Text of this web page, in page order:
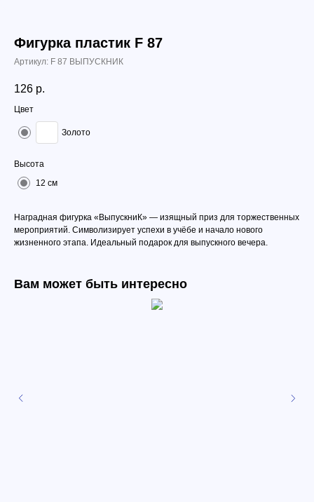
Фигурка пластик F 87
Артикул: F 87 ВЫПУСКНИК
126 р.
Цвет
Золото
Высота
12 см
Наградная фигурка «ВыпускниК» — изящный приз для торжественных
мероприятий. Символизирует успехи в учёбе и начало нового
жизненного этапа. Идеальный подарок для выпускного вечера.
Вам может быть интересно